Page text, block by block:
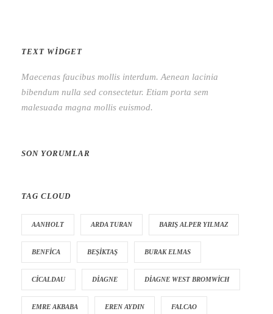
TEXT WIDGET
Maecenas faucibus mollis interdum. Aenean lacinia
bibendum nulla sed consectetur. Etiam porta sem
malesuada magna mollis euismod.
SON YORUMLAR
TAG CLOUD
AANHOLT ARDA TURAN BARIŞ ALPER YILMAZ
BENFICA BEŞIKTAŞ BURAK ELMAS
CICALDAU DIAGNE DIAGNE WEST BROMWICH
EMRE AKBABA EREN AYDIN FALCAO